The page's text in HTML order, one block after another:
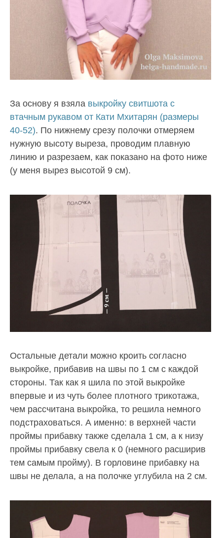
За основу я взяла выкройку свитшота с
втачным рукавом от Кати Мхитарян (размеры
40-52). По нижнему срезу полочки отмеряем
нужную высоту выреза, проводим плавную
линию и разрезаем, как показано на фото ниже
(у меня вырез высотой 9 см).
Остальные детали можно кроить согласно
выкройке, прибавив на швы по 1 см с каждой
стороны. Так как я шила по этой выкройке
впервые и из чуть более плотного трикотажа,
чем рассчитана выкройка, то решила немного
подстраховаться. А именно: в верхней части
проймы прибавку также сделала 1 см, а к низу
проймы прибавку свела к 0 (немного расширив
тем самым пройму). В горловине прибавку на
швы не делала, а на полочке углубила на 2 см.